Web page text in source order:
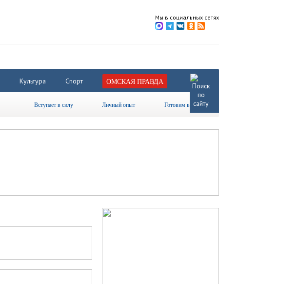
Мы в социальных сетях
Культура Спорт ОМСКАЯ ПРАВДА
Вступает в силу Личный опыт Готовим вместе